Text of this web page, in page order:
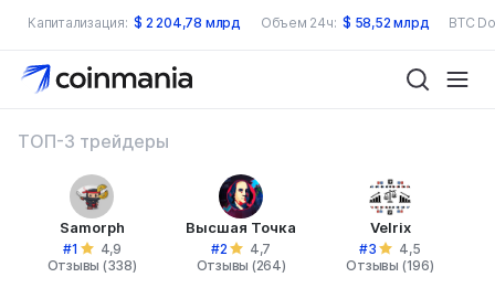
Капитализация: $ 2 204,78 млрд Объем 24ч: $ 58,52 млрд BTC
ТОП-3 трейдеры
Samorph
#1
4,9
Отзывы (338)
Высшая Точка
#2
4,7
Отзывы (264)
Velrix
#3
4,5
Отзывы (196)